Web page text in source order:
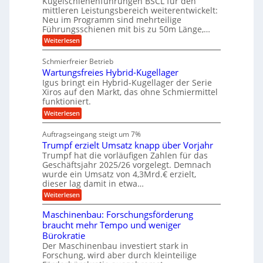
e
b
u
n
g
e
n
e
H
u
b
b
e
w
e
g
u
n
g
e
n
m
o
t
i
v
e
n
d
M
a
s
c
h
i
e
n
b
a
u
e
r
W
e
r
k
z
e
u
g
k
r
e
i
s
a
u
f
mittleren Leistungsbereich weiterentwickelt:
Neu im Programm sind mehrteilige
Führungsschienen mit bis zu 50m Länge,…
Weiterlesen:
K
g
e
l
s
c
h
i
e
e
n
f
ü
h
r
u
n
g
e
n
B
S
C
L
Schmierfreier Betrieb
Wartungsfreies Hybrid-Kugellager
Igus bringt ein Hybrid-Kugellager der Serie
Xiros auf den Markt, das ohne Schmiermittel
funktioniert.
Weiterlesen:
W
r
t
u
n
g
s
f
r
e
e
s
H
y
b
r
Auftragseingang steigt um 7%
Trumpf erzielt Umsatz knapp über Vorjahr
Trumpf hat die vorläufigen Zahlen für das
Geschäftsjahr 2025/26 vorgelegt. Demnach
wurde ein Umsatz von 4,3Mrd.€ erzielt,
dieser lag damit in etwa…
Weiterlesen:
T
u
m
p
f
e
r
Maschinenbau: Forschungsförderung
braucht mehr Tempo und weniger
Bürokratie
Der Maschinenbau investiert stark in
Forschung, wird aber durch kleinteilige